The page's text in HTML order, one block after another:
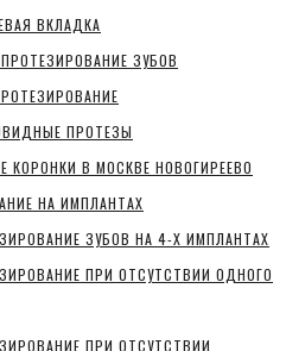
ВКЛАДКА
ЗУБОВ
ПРОТЕЗЫ
КОРОНКИ В МОСКВЕ НОВОГИРЕЕВО
НА ИМПЛАНТАХ
ЗУБОВ НА 4-Х ИМПЛАНТАХ
ПРИ ОТСУТСТВИИ ОДНОГО
ПРИ ОТСУТСТВИИ